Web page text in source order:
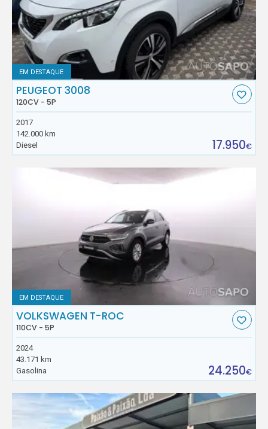
EM DESTAQUE
PEUGEOT 3008
120CV - 5P
2017
142.000 km
Diesel
17.950€
EM DESTAQUE
VOLKSWAGEN T-ROC
110CV - 5P
2024
43.171 km
Gasolina
24.250€